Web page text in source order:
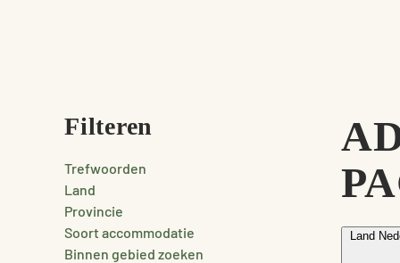
Land
Filteren
Trefwoorden
Land
Provincie
Soort accommodatie
Binnen gebied zoeken